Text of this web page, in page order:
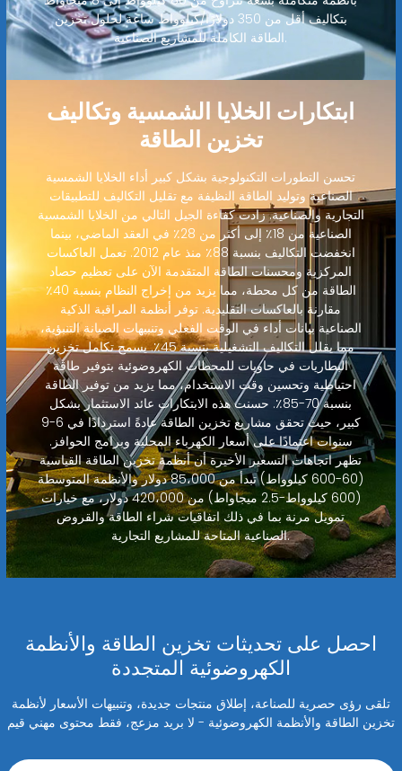
بتكاليف أقل من 350 دولارًا/كيلوواط ساعة لحلول تخزين
الطاقة الكاملة للمشاريع الصناعية.
ابتكارات الخلايا الشمسية وتكاليف
تخزين الطاقة
تحسن التطورات التكنولوجية بشكل كبير أداء الخلايا الشمسية
الصناعية وتوليد الطاقة النظيفة مع تقليل التكاليف للتطبيقات
التجارية والصناعية. زادت كفاءة الجيل التالي من الخلايا الشمسية
الصناعية من 18٪ إلى أكثر من 28٪ في العقد الماضي، بينما
انخفضت التكاليف بنسبة 88٪ منذ عام 2012. تعمل العاكسات
المركزية ومحسنات الطاقة المتقدمة الآن على تعظيم حصاد
الطاقة من كل محطة، مما يزيد من إخراج النظام بنسبة 40٪
مقارنة بالعاكسات التقليدية. توفر أنظمة المراقبة الذكية
الصناعية بيانات أداء في الوقت الفعلي وتنبيهات الصيانة التنبؤية،
مما يقلل التكاليف التشغيلية بنسبة 45٪. يسمح تكامل تخزين
البطاريات في حاويات للمحطات الكهروضوئية بتوفير طاقة
احتياطية وتحسين وقت الاستخدام، مما يزيد من توفير الطاقة
بنسبة 70-85٪. حسنت هذه الابتكارات عائد الاستثمار بشكل
كبير، حيث تحقق مشاريع تخزين الطاقة عادةً استردادًا في 6-9
سنوات اعتمادًا على أسعار الكهرباء المحلية وبرامج الحوافز.
تظهر اتجاهات التسعير الأخيرة أن أنظمة تخزين الطاقة القياسية
(60-600 كيلوواط) تبدأ من 85،000 دولار والأنظمة المتوسطة
(600 كيلوواط-2.5 ميجاواط) من 420،000 دولار، مع خيارات
تمويل مرنة بما في ذلك اتفاقيات شراء الطاقة والقروض
الصناعية المتاحة للمشاريع التجارية.
احصل على تحديثات تخزين الطاقة والأنظمة
الكهروضوئية المتجددة
تلقى رؤى حصرية للصناعة، إطلاق منتجات جديدة، وتنبيهات الأسعار لأنظمة
تخزين الطاقة والأنظمة الكهروضوئية - لا بريد مزعج، فقط محتوى مهني قيم